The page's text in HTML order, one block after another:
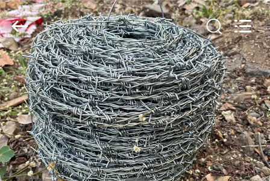
HEIM
PRODUKTE
ÜBER
UNS
Wire
Mesh
Co.,
Ltd..
All
Rights
Reserved.